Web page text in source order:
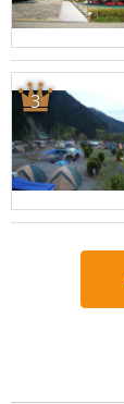
3